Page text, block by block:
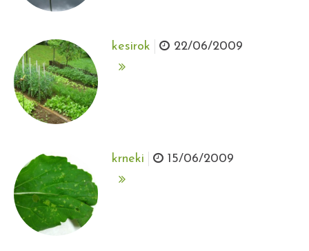
kesirok 22/06/2009
krneki 15/06/2009